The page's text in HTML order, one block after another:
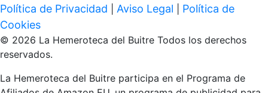
Política de Privacidad Aviso Legal
Política de
Cookies
© 2026 La Hemeroteca del Buitre Todos los derechos
reservados.
La Hemeroteca del Buitre participa en el Programa de